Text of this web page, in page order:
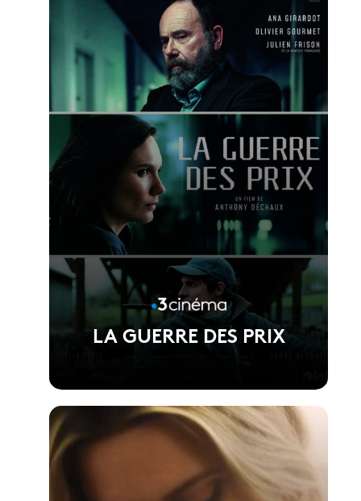
LA GUERRE DES PRIX
Voir la fiche du film